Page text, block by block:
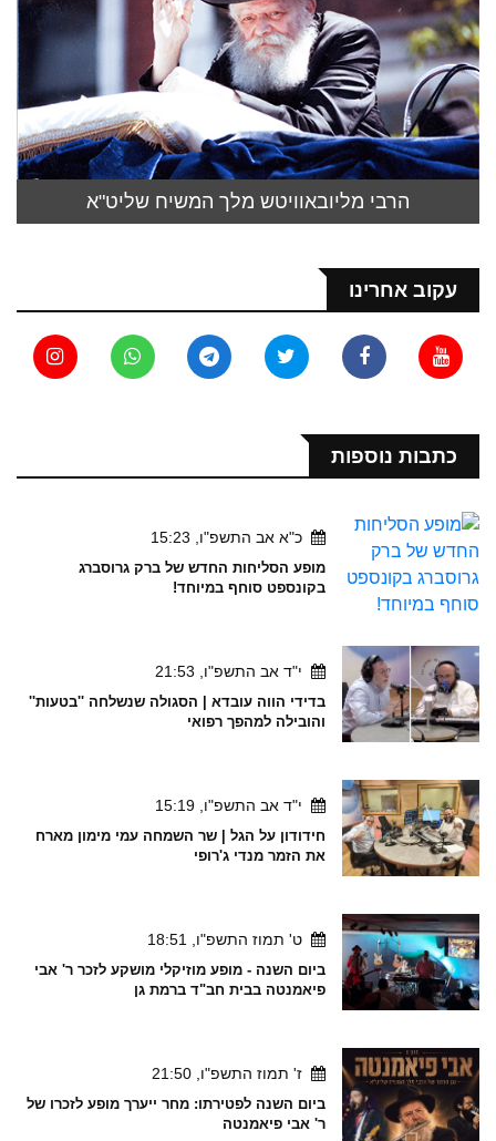
הרבי מליובאוויטש מלך המשיח שליט"א
עקוב אחרינו
כתבות נוספות
כ"א אב התשפ"ו, 15:23
מופע הסליחות החדש של ברק גרוסברג
בקונספט סוחף במיוחד!
י"ד אב התשפ"ו, 21:53
בדידי הווה עובדא | הסגולה שנשלחה ''בטעות''
והובילה למהפך רפואי
י"ד אב התשפ"ו, 15:19
חידודון על הגל | שר השמחה עמי מימון מארח
את הזמר מנדי ג'רופי
ט' תמוז התשפ"ו, 18:51
ביום השנה - מופע מוזיקלי מושקע לזכר ר' אבי
פיאמנטה בבית חב"ד ברמת גן
ז' תמוז התשפ"ו, 21:50
ביום השנה לפטירתו: מחר ייערך מופע לזכרו של
ר' אבי פיאמנטה